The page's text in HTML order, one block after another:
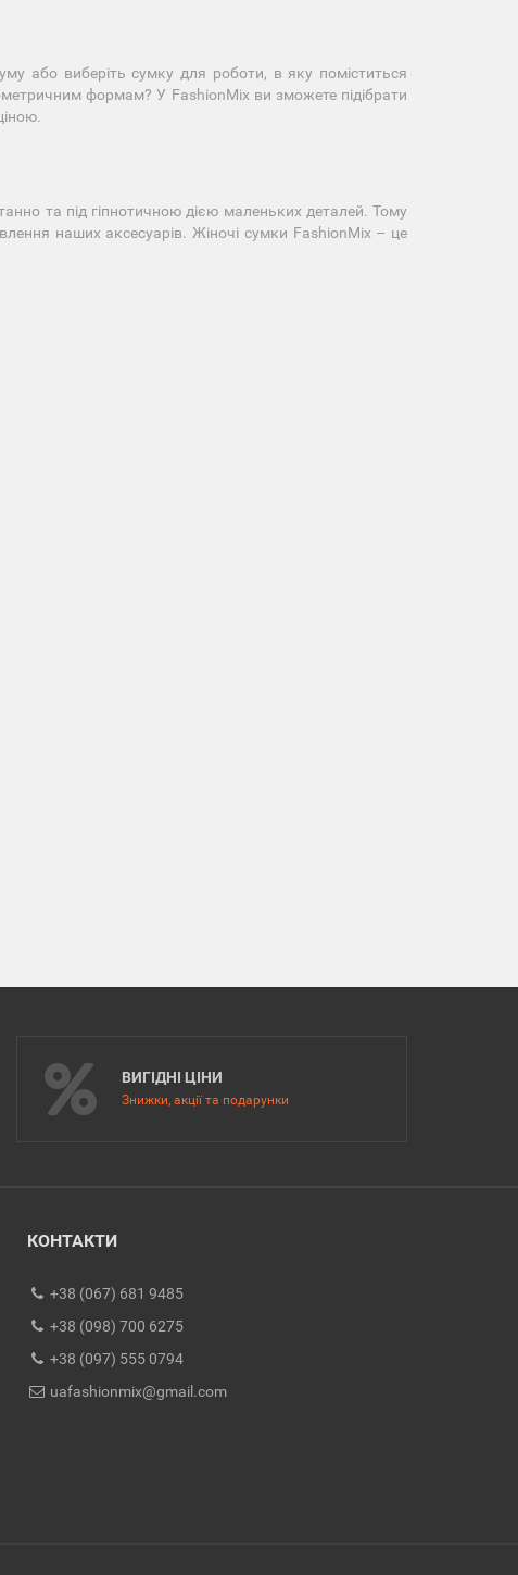
або виберіть сумку для роботи, в яку поміститься
формам? У FashionMix ви зможете підібрати
та під гіпнотичною дією маленьких деталей. Тому
наших аксесуарів. Жіночі сумки FashionMix – це
ВИГІДНІ ЦІНИ
Знижки, акції та подарунки
КОНТАКТИ
+38 (067) 681 9485
+38 (098) 700 6275
+38 (097) 555 0794
uafashionmix@gmail.com